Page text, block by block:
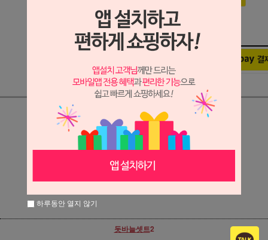
상세정보 새창 열기
상세 정보를 확대해 보실 수 있습니다.
돗바늘셋트2
하루동안 열지 않기